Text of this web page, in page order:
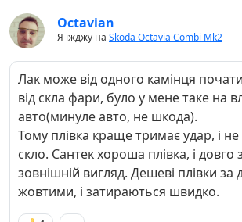
Octavian
Я їжджу на Skoda Octavia Combi Mk2
Лак може від одного камінця
від скла фари, було у мене таке на
авто(минуле авто, не шкода).
Тому плівка краще тримає удар, і
скло. Сантек хороша плівка, і довго
зовнішній вигляд. Дешеві плівки за
жовтими, і затираються швидко.